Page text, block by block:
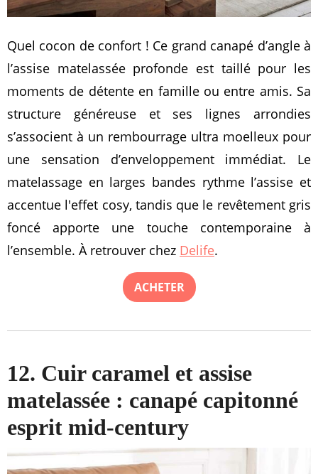
Quel cocon de confort ! Ce grand canapé d’angle à
l’assise matelassée profonde est taillé pour les
moments de détente en famille ou entre amis. Sa
structure généreuse et ses lignes arrondies
s’associent à un rembourrage ultra moelleux pour
une sensation d’enveloppement immédiat. Le
matelassage en larges bandes rythme l’assise et
accentue l'effet cosy, tandis que le revêtement gris
foncé apporte une touche contemporaine à
l’ensemble. À retrouver chez Delife.
ACHETER
12. Cuir caramel et assise
matelassée : canapé capitonné
esprit mid-century